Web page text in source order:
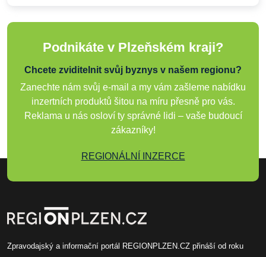
Podnikáte v Plzeňském kraji?
Chcete zviditelnit svůj byznys v našem regionu?
Zanechte nám svůj e-mail a my vám zašleme nabídku
inzertních produktů šitou na míru přesně pro vás.
Reklama u nás osloví ty správné lidi – vaše budoucí
zákazníky!
REGIONÁLNÍ INZERCE
Zpravodajský a informační portál REGIONPLZEN.CZ přináší od roku